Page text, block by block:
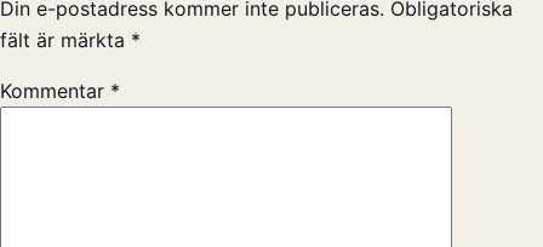
Din e-postadress kommer inte publiceras. Obligatoriska
fält är märkta *
Kommentar *